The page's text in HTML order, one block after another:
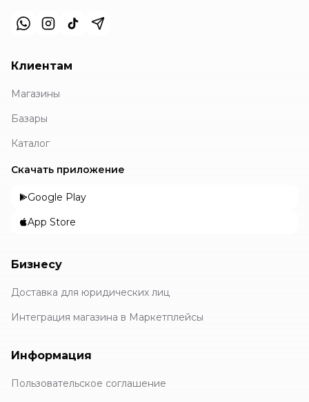
Клиентам
Магазины
Базары
Каталог
Скачать приложение
Google Play
App Store
Бизнесу
Доставка для юридических лиц
Интеграция магазина в Маркетплейсы
Информация
Пользовательское соглашение